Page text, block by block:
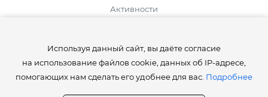
Активности
ИНФОРМАЦИЯ
Правила сайта Creativo.one
Используя данный сайт, вы даёте согласие
на использование файлов cookie, данных об IP-адресе,
помогающих нам сделать его удобнее для вас. Подробнее